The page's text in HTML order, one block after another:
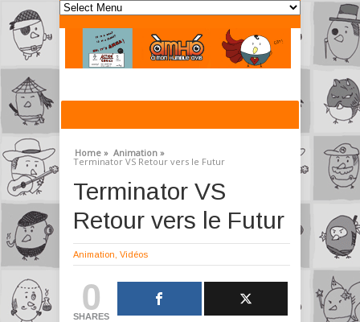
Home » Animation »
Terminator VS Retour vers le Futur
Terminator VS
Retour vers le Futur
Animation Vidéos
0
SHARES